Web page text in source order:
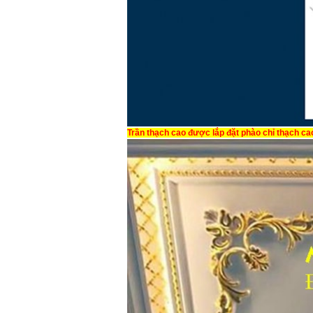
Trần thạch cao được lắp đặt phào chỉ thạch